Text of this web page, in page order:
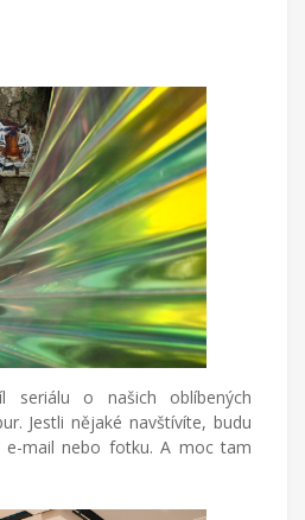
seriálu o našich oblíbených
Jestli nějaké navštívíte, budu
e-mail nebo fotku. A moc tam